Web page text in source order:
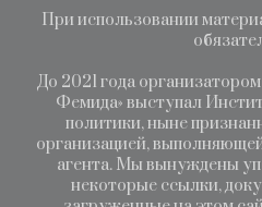
При использовании
До 2021 года
Фемида» выступал
политики, ныне
организацией,
агента. Мы вынуждены
некоторые ссылки,